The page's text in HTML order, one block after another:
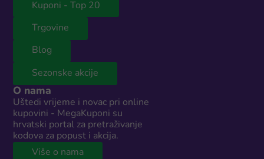
Kuponi - Top 20
Trgovine
Blog
Sezonske akcije
O nama
Uštedi vrijeme i novac pri online
kupovini - MegaKuponi su
hrvatski portal za pretraživanje
kodova za popust i akcija.
Više o nama